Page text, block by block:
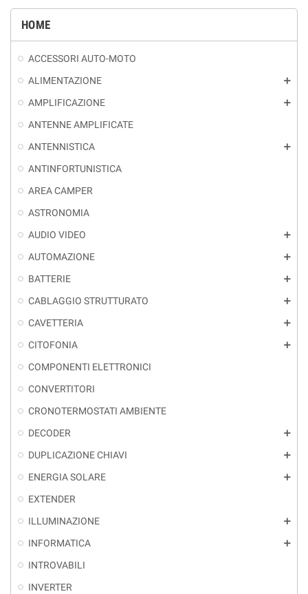
HOME
ACCESSORI AUTO-MOTO
ALIMENTAZIONE
add
AMPLIFICAZIONE add
ANTENNE AMPLIFICATE
ANTENNISTICA
add
ANTINFORTUNISTICA
AREA CAMPER
ASTRONOMIA
AUDIO VIDEO
add
AUTOMAZIONE add
BATTERIE add
CABLAGGIO STRUTTURATO add
CAVETTERIA add
CITOFONIA add
COMPONENTI ELETTRONICI
CONVERTITORI
CRONOTERMOSTATI AMBIENTE
DECODER
add
DUPLICAZIONE CHIAVI add
ENERGIA SOLARE add
EXTENDER
ILLUMINAZIONE
add
INFORMATICA add
INTROVABILI
INVERTER